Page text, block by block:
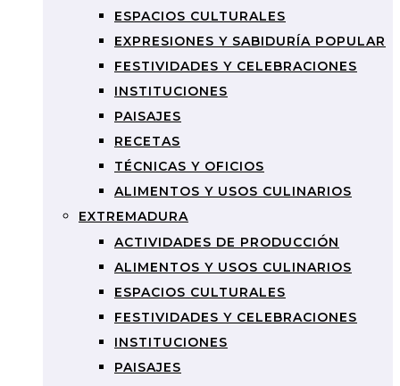
ESPACIOS CULTURALES
EXPRESIONES Y SABIDURÍA POPULAR
FESTIVIDADES Y CELEBRACIONES
INSTITUCIONES
PAISAJES
RECETAS
TÉCNICAS Y OFICIOS
ALIMENTOS Y USOS CULINARIOS
EXTREMADURA
ACTIVIDADES DE PRODUCCIÓN
ALIMENTOS Y USOS CULINARIOS
ESPACIOS CULTURALES
FESTIVIDADES Y CELEBRACIONES
INSTITUCIONES
PAISAJES